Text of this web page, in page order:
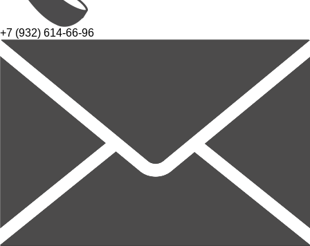
+7 (932) 614-66-96